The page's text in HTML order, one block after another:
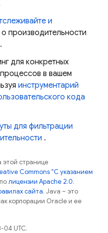
и
производительности
.
для конкретных
в вашем
инструментарий
кода
для фильтрации
.
этой странице
Commons "С указанием
лицензии Apache 2.0.
сайта. Java – это
корпорации Oracle и ее
UTC.